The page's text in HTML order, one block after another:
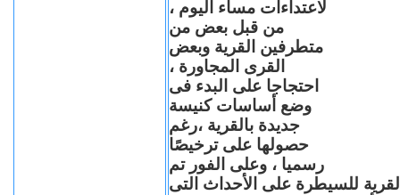
لاعتداءات مساء اليوم ،
من قبل بعض من
متطرفين القرية وبعض
القرى المجاورة ،
احتجاجا على البدء فى
وضع أساسات كنيسة
جديدة بالقرية ،رغم
حصولها على ترخيصًا
رسميا ، وعلى الفور تم
للسيطرة على الأحداث التى